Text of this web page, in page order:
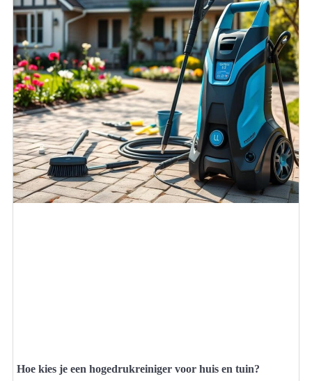
Hoe kies je een hogedrukreiniger voor huis en tuin?